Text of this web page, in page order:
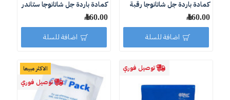
كمادة باردة جل شاتانوجا رقبة
160.00 ﷼
اضافة للسلة
كمادة باردة جل شاتانوجا ستاندر
160.00 ﷼
اضافة للسلة
توصيل فوري الاكثر مبيعا
توصيل فوري